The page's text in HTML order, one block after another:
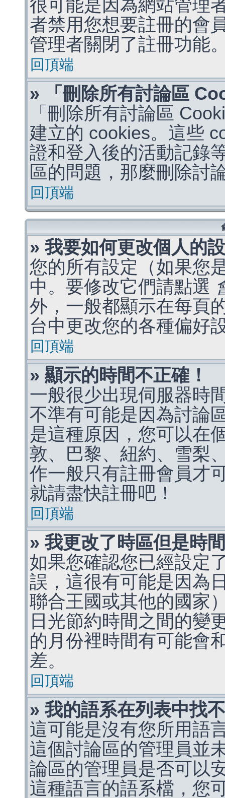
很可能是因為網站管理
者禁用您想要註冊的會
管理者關閉了註冊功能
回頂端
» 「刪除所有討論區
「刪除所有討論區
建立的 cookies。這些
證和登入後的活動記錄
區的問題，那麼刪除討
回頂端
» 我要如何更改個人的
您的所有設定（如果您
中。要修改它們請點選
外，一般都顯示在每頁
台中更改您的各種偏好
回頂端
» 顯示的時間不正確！
一般很少出現伺服器時
不準有可能是因為討論
是這種原因，您可以在
敦、巴黎、紐約、雪梨
作一般只有註冊會員才
就請盡快註冊吧！
回頂端
» 我更改了時區但是時
如果您確認您已經設定
誤，這很有可能是因為
聯合王國或其他的國家
日光節約時間之間的變
的月份裡時間有可能會
差。
回頂端
» 我的語系在列表中找
這可能是沒有您所用語
這個討論區的管理員並
論區的管理員是否可以
這種語言的語系檔，您